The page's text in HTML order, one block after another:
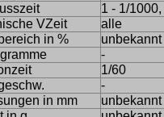
1 - 1/1000,
VZeit
alle
in %
unbekannt
-
1/60
-
in mm
unbekannt